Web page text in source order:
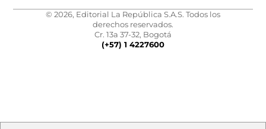
© 2026, Editorial La República S.A.S. Todos los
derechos reservados.
Cr. 13a 37-32, Bogotá
(+57) 1 4227600